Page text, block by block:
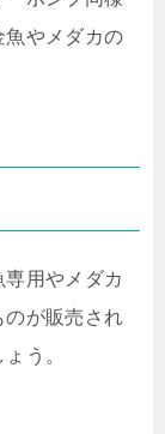
魚やメダカの
用やメダカ
が販売され
う。